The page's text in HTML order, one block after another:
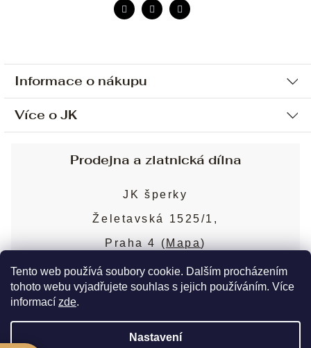
Tento web používá soubory cookie. Dalším procházením
tohoto webu vyjadřujete souhlas s jejich používáním. Více
informací zde.
Nastavení
Informace o nákupu
Ochrana osobních údajů
Sjednání osobní schůzky
Obchodní podmínky
Puncovní značky
Více o JK
Blog
Nejčastější dotazy
Prodejna a zlatnická dílna
JK šperky
Želetavská 1525/1,
Praha 4 ( Mapa)
Více o prodejně
Copyright 2026JK šperky. Všechna práva
vyhrazena. Upravit nastavení cookies